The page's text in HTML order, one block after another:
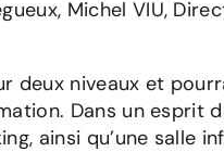
Michel VIU,
deux niveaux et
Dans un esprit
ainsi qu’une salle